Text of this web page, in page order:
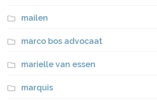
mailen
marco bos advocaat
marielle van essen
marquis